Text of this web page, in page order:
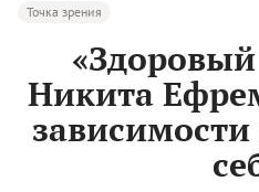
Точка зрения
Никита